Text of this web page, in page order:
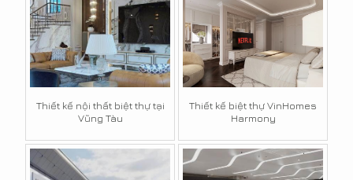
Thiết kế nội thất biệt thự tại
Vũng Tàu
Thiết kế biệt thự VinHomes
Harmony